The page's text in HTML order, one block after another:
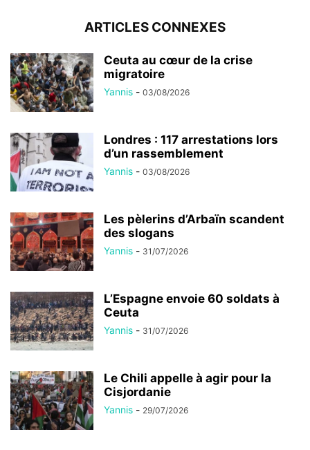
ARTICLES CONNEXES
Ceuta au cœur de la crise
migratoire
Yannis - 03/08/2026
Londres : 117 arrestations lors
d’un rassemblement
Yannis - 03/08/2026
Les pèlerins d’Arbaïn scandent
des slogans
Yannis - 31/07/2026
L’Espagne envoie 60 soldats à
Ceuta
Yannis - 31/07/2026
Le Chili appelle à agir pour la
Cisjordanie
Yannis - 29/07/2026